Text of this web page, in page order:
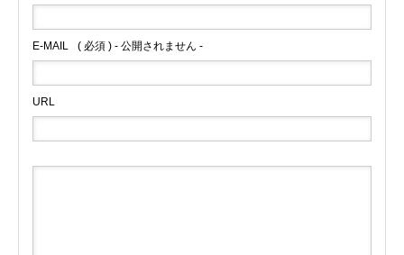
E-MAIL ( 必須 ) - 公開されません -
URL